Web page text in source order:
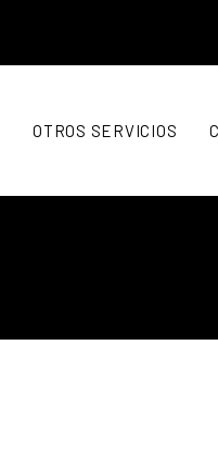
OTROS SERVICIOS